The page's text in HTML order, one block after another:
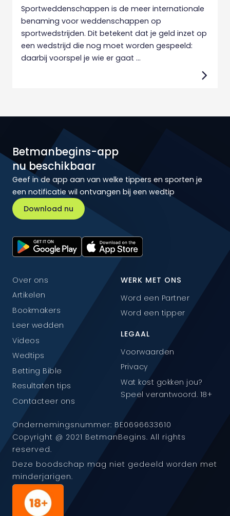
Sportweddenschappen is de meer internationale
benaming voor weddenschappen op
sportwedstrijden. Dit betekent dat je geld inzet op
een wedstrijd die nog moet worden gespeeld:
daarbij voorspel je wie er gaat ...
Betmanbegins-app
nu beschikbaar
Geef in de app aan van welke tippers en sporten je
een notificatie wil ontvangen bij een wedtip
Download nu
Over ons
Artikelen
Bookmakers
Leer wedden
Videos
Wedtips
Betting Bible
Resultaten tips
Contacteer ons
WERK MET ONS
Word een Partner
Word een tipper
LEGAAL
Voorwaarden
Privacy
Wat kost gokken jou?
Speel verantwoord. 18+
Ondernemingsnummer: BE0696633610
Copyright @ 2021 BetmanBegins. All rights
reserved.
Deze boodschap mag niet gedeeld worden met
minderjarigen.